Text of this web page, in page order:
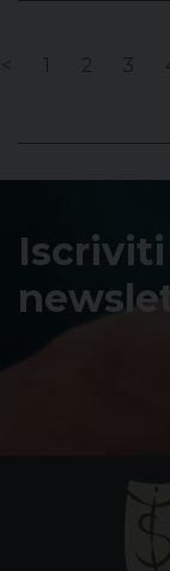
< 1 2 3
Iscriviti